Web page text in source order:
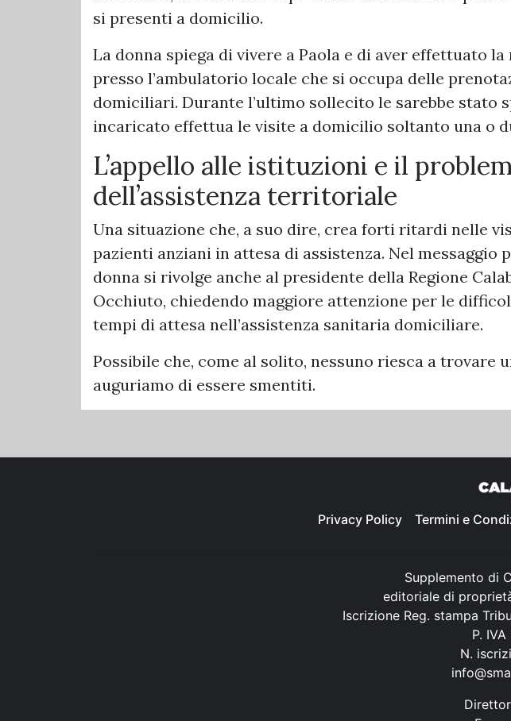
si presenti a domicilio.
La donna spiega di vivere a Paola e di aver effettuato
presso l’ambulatorio locale che si occupa delle
domiciliari. Durante l’ultimo sollecito le sarebbe stato
incaricato effettua le visite a domicilio soltanto una o
L’appello alle istituzioni e il
dell’assistenza territoriale
Una situazione che, a suo dire, crea forti ritardi nelle
pazienti anziani in attesa di assistenza. Nel messaggio
donna si rivolge anche al presidente della Regione
Occhiuto, chiedendo maggiore attenzione per le
tempi di attesa nell’assistenza sanitaria domiciliare.
Possibile che, come al solito, nessuno riesca a trovare
auguriamo di essere smentiti.
Privacy Policy Termini e
Supplemento di
editoriale di
Iscrizione Reg. stampa
P.
N.